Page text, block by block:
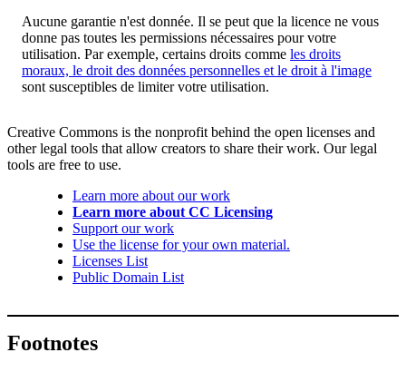
Aucune garantie n'est donnée. Il se peut que la licence ne vous
donne pas toutes les permissions nécessaires pour votre
utilisation. Par exemple, certains droits comme les droits
moraux, le droit des données personnelles et le droit à l'image
sont susceptibles de limiter votre utilisation.
Creative Commons is the nonprofit behind the open licenses and
other legal tools that allow creators to share their work. Our legal
tools are free to use.
Learn more about our work
Learn more about CC Licensing
Support our work
Use the license for your own material.
Licenses List
Public Domain List
Footnotes